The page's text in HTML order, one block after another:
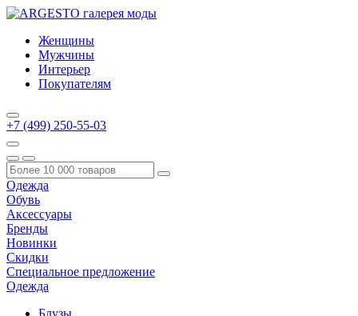
Женщины
Мужчины
Интерьер
Покупателям
+7 (499) 250-55-03
Одежда
Обувь
Аксессуары
Бренды
Новинки
Скидки
Специальное предложение
Одежда
Блузы